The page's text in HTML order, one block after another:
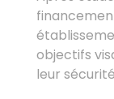
objectifs
leur